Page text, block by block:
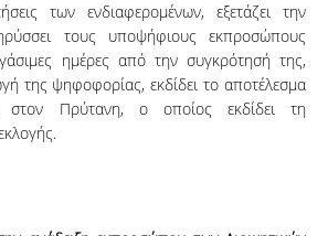
των ενδιαφερομένων, εξετάζει την
τους υποψήφιους εκπροσώπους
ημέρες από την συγκρότησή της,
της ψηφοφορίας, εκδίδει το αποτέλεσμα
στον Πρύτανη, ο οποίος εκδίδει τη